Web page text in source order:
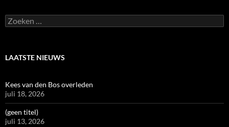
Zoeken
naar:
LAATSTE NIEUWS
Kees van den Bos overleden
juli 18, 2026
(geen titel)
juli 13, 2026